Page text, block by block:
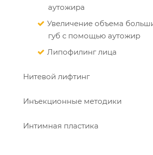
аутожира
Увеличение объема
губ с помощью аутожир
Липофилинг лица
Нитевой лифтинг
Инъекционные методики
Интимная пластика